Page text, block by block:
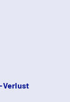
Verlust